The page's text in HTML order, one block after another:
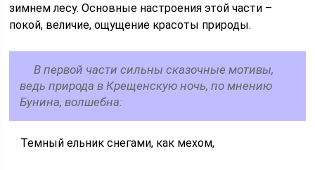
зимнем лесу. Основные настроения этой части –
покой, величие, ощущение красоты природы.
В первой части сильны сказочные мотивы,
ведь природа в Крещенскую ночь, по мнению
Бунина, волшебна:
Темный ельник снегами, как мехом,